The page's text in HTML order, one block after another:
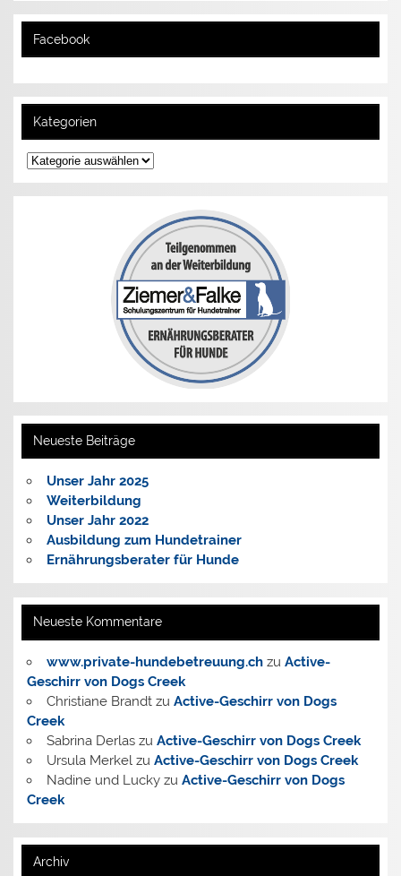
Facebook
Kategorien
Kategorien
Neueste Beiträge
Unser Jahr 2025
Weiterbildung
Unser Jahr 2022
Ausbildung zum Hundetrainer
Ernährungsberater für Hunde
Neueste Kommentare
www.private-hundebetreuung.chzu Active-
Geschirr von Dogs Creek
Christiane Brandtzu Active-Geschirr von Dogs
Creek
Sabrina Derlaszu Active-Geschirr von Dogs Creek
Ursula Merkelzu Active-Geschirr von Dogs Creek
Nadine und Luckyzu Active-Geschirr von Dogs
Creek
Archiv